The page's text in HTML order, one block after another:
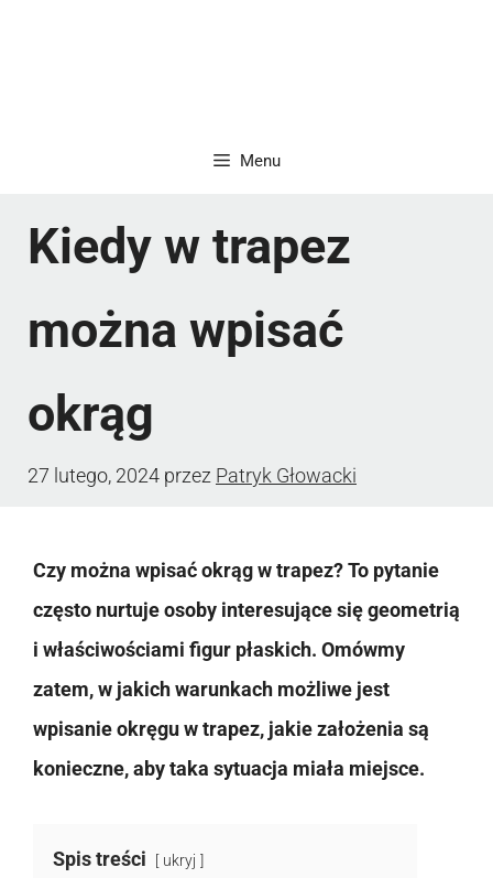
Menu
Kiedy w trapez
można wpisać
okrąg
27 lutego, 2024 przez Patryk Głowacki
Czy można wpisać okrąg w trapez? To pytanie
często nurtuje osoby interesujące się geometrią
i właściwościami figur płaskich. Omówmy
zatem, w jakich warunkach możliwe jest
wpisanie okręgu w trapez, jakie założenia są
konieczne, aby taka sytuacja miała miejsce.
Spis treści ukryj